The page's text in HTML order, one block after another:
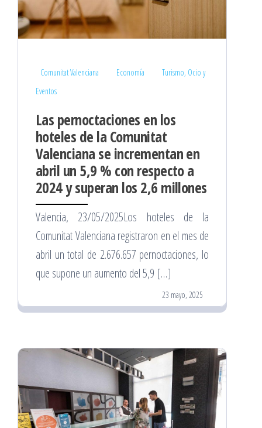
Comunitat Valenciana Economía
Turismo, Ocio y
Eventos
Las pernoctaciones en los
hoteles de la Comunitat
Valenciana se incrementan en
abril un 5,9 % con respecto a
2024 y superan los 2,6 millones
Valencia, 23/05/2025Los hoteles de la
Comunitat Valenciana registraron en el mes de
abril un total de 2.676.657 pernoctaciones, lo
que supone un aumento del 5,9 […]
23 mayo, 2025